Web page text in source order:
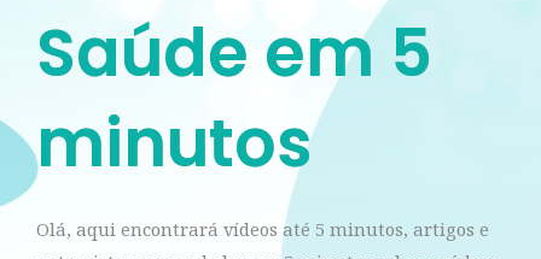
Saúde em 5
minutos
Olá, aqui encontrará vídeos até 5 minutos, artigos e